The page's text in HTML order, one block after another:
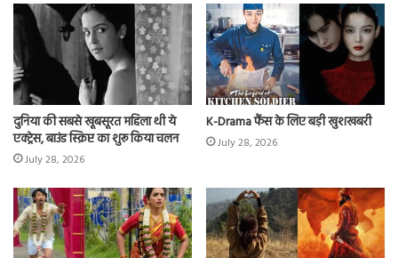
दुनिया की सबसे खूबसूरत महिला थी ये
एक्ट्रेस, बाउंड स्क्रिप्ट का शुरू किया चलन
July 28, 2026
K-Drama फैंस के लिए बड़ी खुशखबरी
July 28, 2026